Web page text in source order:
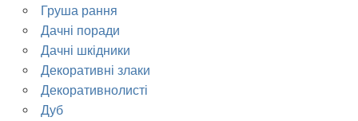
Груша рання
Дачні поради
Дачні шкідники
Декоративні злаки
Декоративнолисті
Дуб